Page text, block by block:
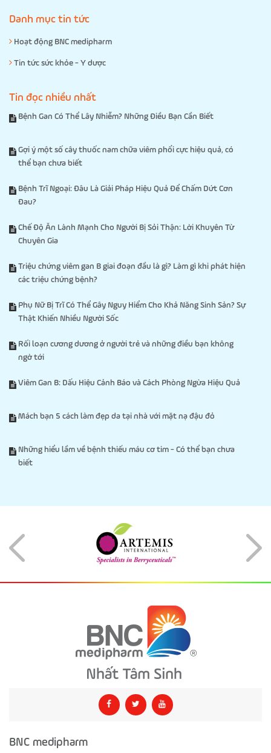
Danh mục tin tức
Hoạt động BNC medipharm
Tin tức sức khỏe - Y dược
Tin đọc nhiều nhất
Bệnh Gan Có Thể Lây Nhiễm? Những Điều Bạn Cần Biết
Gợi ý một số cây thuốc nam chữa viêm phổi cực hiệu quả, có
thể bạn chưa biết
Bệnh Trĩ Ngoại: Đâu Là Giải Pháp Hiệu Quả Để Chấm Dứt Cơn
Đau?
Chế Độ Ăn Lành Mạnh Cho Người Bị Sỏi Thận: Lời Khuyên Từ
Chuyên Gia
Triệu chứng viêm gan B giai đoạn đầu là gì? Làm gì khi phát hiện
các triệu chứng bệnh?
Phụ Nữ Bị Trĩ Có Thể Gây Nguy Hiểm Cho Khả Năng Sinh Sản? Sự
Thật Khiến Nhiều Người Sốc
Rối loạn cương dương ở người trẻ và những điều bạn không
ngờ tới
Viêm Gan B: Dấu Hiệu Cảnh Báo và Cách Phòng Ngừa Hiệu Quả
Mách bạn 5 cách làm đẹp da tại nhà với mặt nạ đậu đỏ
Những hiểu lầm về bệnh thiếu máu cơ tim - Có thể bạn chưa
biết
BNC medipharm